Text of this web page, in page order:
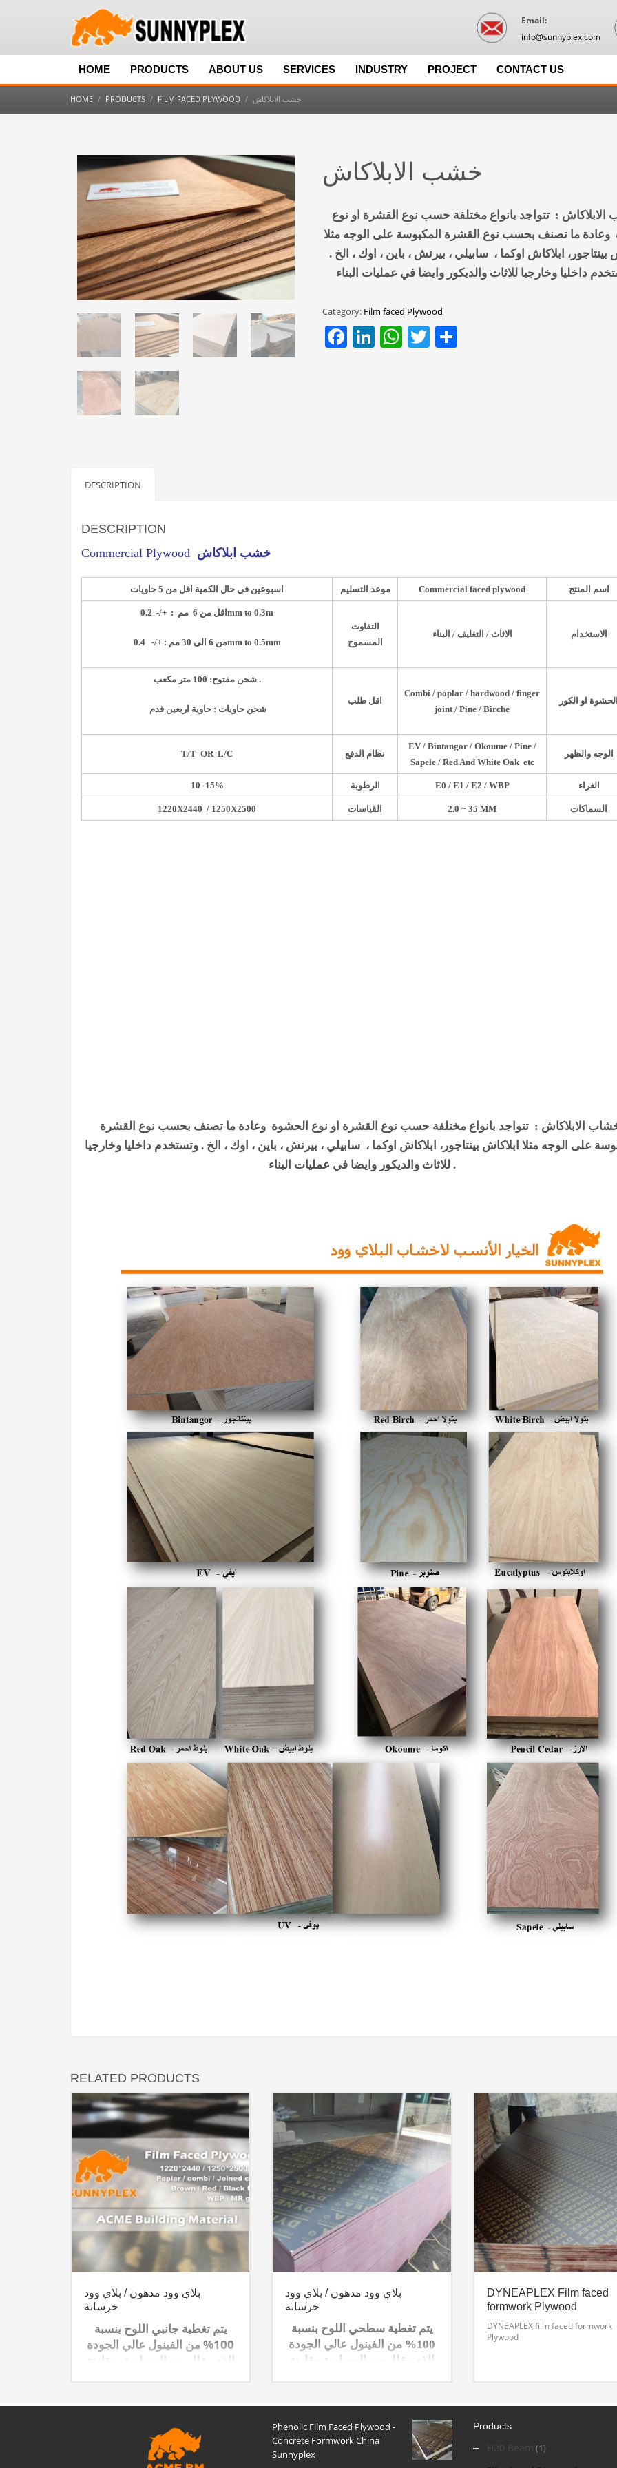
Email:
info@sunnyplex.com
HOME PRODUCTS ABOUT US SERVICES INDUSTRY PROJECT CONTACT US
HOME PRODUCTS FILM FACED PLYWOOD خشب الابلاكاش
خشب الابلاكاش
الابلاكاش : تتواجد بانواع مختلفة حسب نوع القشرة او نوع
وعادة ما تصنف بحسب نوع القشرة المكبوسة على الوجه مثلا
بينتاجور، ابلاكاش اوكما ، سابيلي ، بيرنش ، باين ، اوك ، الخ .
Category: Film faced Plywood
Facebook
LinkedIn
WhatsApp
Twitter
Share
DESCRIPTION
DESCRIPTION
Commercial Plywood خشب ابلاكاش
اسبوعين في حال الكمية اقل من 5 حاويات موعد التسليم Commercial faced plywood اسم المنتج
اقل من 6 مم : + /- 0.2mm to 0.3m
من 6 الى 30 مم : +
/-
0.4 mm to 0.5mm
التفاوت
المسموح
الاثاث/ التغليف/ البناء الاستخدام
شحن مفتوح: 100 متر مكعب .
شحن حاويات : حاوية اربعين قدم
اقل طلب
Combi / poplar / hardwood / finger
joint / Pine / Birche
او الكور
T/T OR L/C نظام الدفع
EV / Bintangor / Okoume / Pine /
Sapele / Red And White Oak etc
الوجه والظهر
10 -15% الرطوبة E0 / E1 / E2 / WBP الغراء
1220X2440 / 1250X2500 القياسات 2.0 ~ 35 MM السماكات
الابلاكاش : تتواجد بانواع مختلفة حسب نوع القشرة او نوع الحشوة وعادة ما تصنف بحسب نوع القشرة
على الوجه مثلا ابلاكاش بينتاجور، ابلاكاش اوكما ، سابيلي ، بيرنش ، باين ، اوك ، الخ . وتستخدم داخليا وخارجيا
للاثاث والديكور وايضا في عمليات البناء .
RELATED PRODUCTS
بلاي وود مدهون / بلاي وود
خرسانة
يتم تغطية جانبي اللوح بنسبة
100% من الفينول عالي الجودة
الذي يقلل من المسامية، مقارنة
الفينولي للوح بان يكون
اكثرمقاوم للرطوبة في تطبيقات
الصب الخرساني وتستخدم الواح
الصب الخرساني في العديد من
بلاي وود مدهون / بلاي وود
خرسانة
يتم تغطية سطحي اللوح بنسبة
100% من الفينول عالي الجودة
الذي يقلل من المسامية مقارنة
الفينول للوح بان يكون
اكثرمقاوم للرطوبة في تطبيقات
DYNEAPLEX Film faced
formwork Plywood
DYNEAPLEX film faced formwork
Plywood
Phenolic Film Faced Plywood -
Concrete Formwork China |
Sunnyplex
Products
H20 Beam (1)